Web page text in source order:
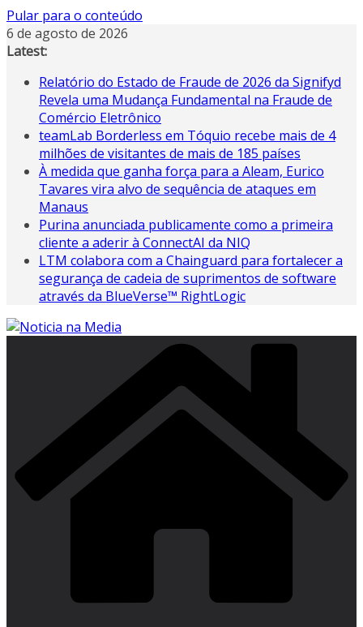
Pular para o conteúdo
6 de agosto de 2026
Latest:
Relatório do Estado de Fraude de 2026 da Signifyd
Revela uma Mudança Fundamental na Fraude de
Comércio Eletrônico
teamLab Borderless em Tóquio recebe mais de 4
milhões de visitantes de mais de 185 países
À medida que ganha força para a Aleam, Eurico
Tavares vira alvo de sequência de ataques em
Manaus
Purina anunciada publicamente como a primeira
cliente a aderir à ConnectAI da NIQ
LTM colabora com a Chainguard para fortalecer a
segurança de cadeia de suprimentos de software
através da BlueVerse™ RightLogic